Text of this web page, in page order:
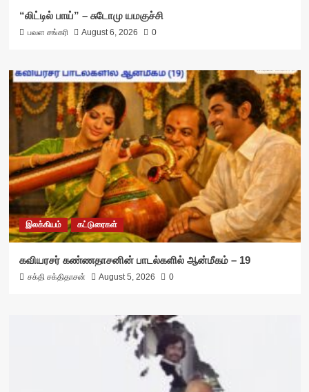
“லிட்டில் பாய்” – சுடோமு யமகுச்சி
பவள சங்கரி August 6, 2026 0
இலக்கியம் கட்டுரைகள்
கவியரசர் கண்ணதாசனின் பாடல்களில் ஆன்மீகம் – 19
சக்தி சக்திதாசன் August 5, 2026 0